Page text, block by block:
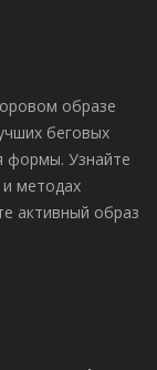
образе
беговых
формы. Узнайте
методах
активный образ